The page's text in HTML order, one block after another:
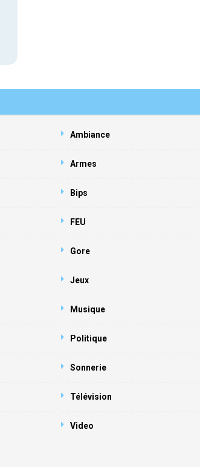
Ambiance
Armes
Bips
FEU
Gore
Jeux
Musique
Politique
Sonnerie
Télévision
Video